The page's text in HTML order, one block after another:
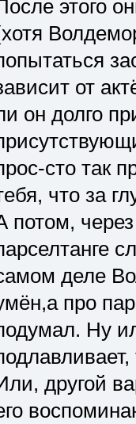
этого
от
он долго
сто так
что за
потом,
деле
про
Ну
другой